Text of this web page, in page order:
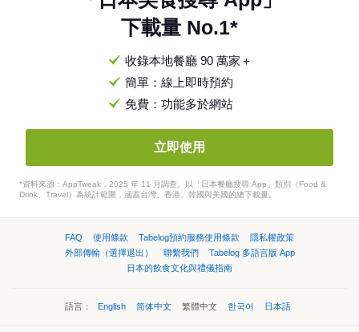
下載量 No.1*
收錄本地餐廳 90 萬家＋
簡單：線上即時預約
免費：功能多於網站
立即使用
*資料來源：AppTweak，2025 年 11 月調查。以「日本餐廳搜尋 App」類別（Food &
Drink、Travel）為統計範圍，涵蓋台灣、香港、韓國與美國的總下載量。
FAQ 使用條款 Tabelog預約服務使用條款
隱私權政策
外部傳輸（選擇退出）
聯繫我們
Tabelog 多語言版 App
日本的飲食文化與禮儀指南
語言： English 简体中文 繁體中文 한국어 日本語